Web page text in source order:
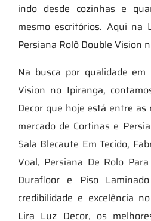
indo desde cozinhas e
mesmo escritórios. Aqui na
Persiana Rolô Double Vision
Na busca por qualidade em
Vision no Ipiranga,
Decor que hoje está entre as
mercado de Cortinas e
Sala Blecaute Em Tecido,
Voal, Persiana De Rolo
Durafloor e Piso
credibilidade e excelência
Lira Luz Decor, os